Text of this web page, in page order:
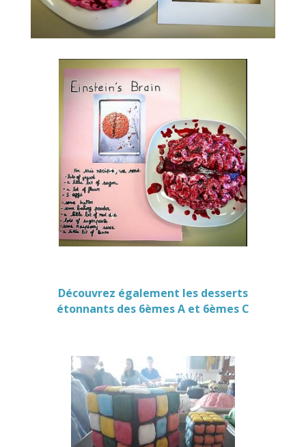
Découvrez également les desserts
étonnants des 6èmes A et 6èmes C